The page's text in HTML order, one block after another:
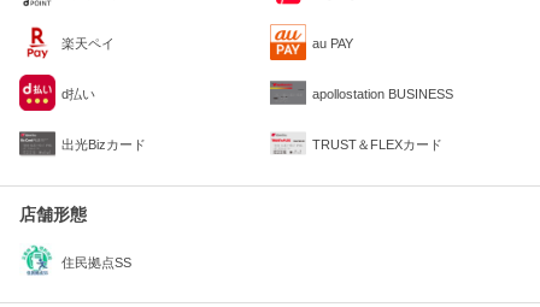
楽天ペイ au PAY
d払い apollostation BUSINESS
出光Bizカード TRUST＆FLEXカード
店舗形態
住民拠点SS